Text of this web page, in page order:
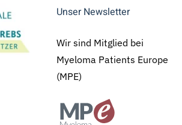
Unser Newsletter
Wir sind Mitglied bei
Myeloma Patients Europe
(MPE)